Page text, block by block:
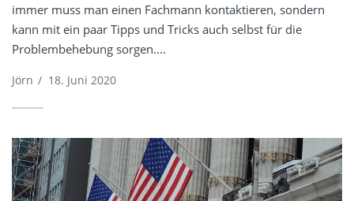
immer muss man einen Fachmann kontaktieren, sondern
kann mit ein paar Tipps und Tricks auch selbst für die
Problembehebung sorgen....
Jörn / 18. Juni 2020